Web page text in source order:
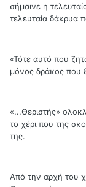
σήμαινε η
τελευταία δάκρυα
«Τότε αυτό που
μόνος δράκος που
«...Θεριστής»
το χέρι που της
της.
Από την αρχή του